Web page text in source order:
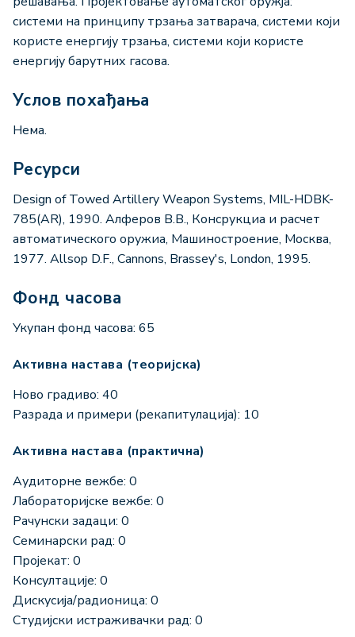
системи на принципу трзања затварача, системи који
користе енергију трзања, системи који користе
енергију барутних гасова.
Услов похађања
Нема.
Ресурси
Design of Towed Artillery Weapon Systems, MIL-HDBK-
785(AR), 1990. Алферов В.В., Консрукциа и расчет
автоматического оружиа, Машиностроение, Москва,
1977. Allsop D.F., Cannons, Brassey's, London, 1995.
Фонд часова
Укупан фонд часова: 65
Активна настава (теоријска)
Ново градиво: 40
Разрада и примери (рекапитулација): 10
Активна настава (практична)
Аудиторне вежбе: 0
Лабораторијске вежбе: 0
Рачунски задаци: 0
Семинарски рад: 0
Пројекат: 0
Консултације: 0
Дискусија/радионица: 0
Студијски истраживачки рад: 0